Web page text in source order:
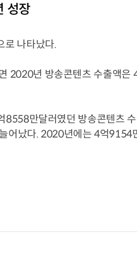
성장
로 나타났다.
2020년 방송콘텐츠 수출액
만달러였던 방송콘텐츠
났다. 2020년에는 4억9154